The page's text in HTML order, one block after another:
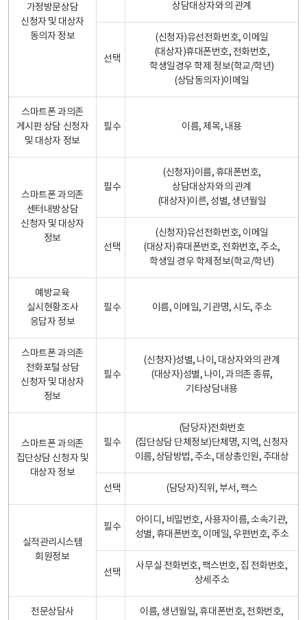
가정방문상담
신청자 및 대상자
동의자 정보
상담대상자와의 관계
선택
(신청자)유선전화번호, 이메일
(대상자)휴대폰번호, 전화번호,
학생일경우 학제 정보(학교/학년)
(상담동의자)이메일
스마트폰 과의존
게시판 상담 신청자
및 대상자 정보
필수 이름, 제목, 내용
스마트폰 과의존
센터내방상담
신청자 및 대상자
정보
필수
(신청자)이름, 휴대폰번호,
상담대상자와의 관계
(대상자)이른, 성별, 생년월일
선택
(신청자)유선전화번호, 이메일
(대상자)휴대폰번호, 전화번호, 주소,
학생일 경우 학제정보(학교/학년)
예방교육
실시현황조사
응답자 정보
필수 이름, 이메일, 기관명, 시도, 주소
스마트폰 과의존
전화포털 상담
신청자 및 대상자
정보
필수
(신청자)성별, 나이, 대상자와의 관계
(대상자)성별, 나이, 과의존 종류,
기타상담내용
스마트폰 과의존
집단상담 신청자 및
대상자 정보
필수
(담당자)전화번호
(집단상담 단체정보)단체명, 지역, 신청자
이름, 상담방법, 주소, 대상총인원, 주대상
선택 (담당자)직위, 부서, 팩스
실적관리시스템
회원정보
필수
아이디, 비밀번호, 사용자이름, 소속기관,
성별, 휴대폰번호, 이메일, 우편번호, 주소
선택
사무실 전화번호, 팩스번호, 집 전화번호,
상세주소
전문상담사
이름, 생년월일, 휴대폰번호, 전화번호,